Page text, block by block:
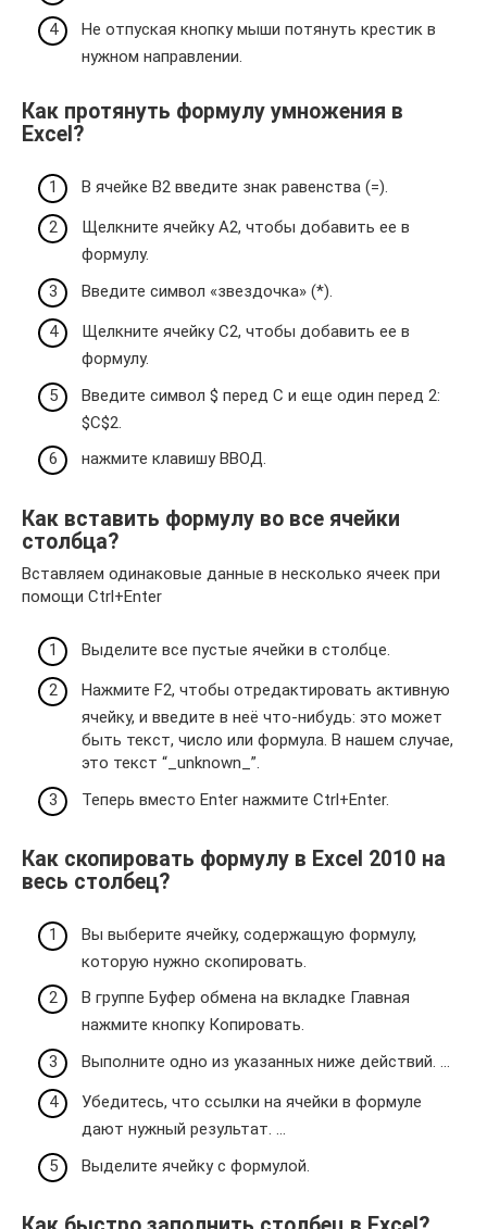
Не отпуская кнопку мыши потянуть крестик в
нужном направлении.
Как протянуть формулу умножения в
Excel?
В ячейке B2 введите знак равенства (=).
Щелкните ячейку A2, чтобы добавить ее в
формулу.
Введите символ «звездочка» (*).
Щелкните ячейку C2, чтобы добавить ее в
формулу.
Введите символ $ перед C и еще один перед 2:
$C$2.
нажмите клавишу ВВОД.
Как вставить формулу во все ячейки
столбца?
Вставляем одинаковые данные в несколько ячеек при
помощи Ctrl+Enter
Выделите все пустые ячейки в столбце.
Нажмите F2, чтобы отредактировать активную
ячейку, и введите в неё что-нибудь: это может
быть текст, число или формула. В нашем случае,
это текст “_unknown_”.
Теперь вместо Enter нажмите Ctrl+Enter.
Как скопировать формулу в Excel 2010 на
весь столбец?
Вы выберите ячейку, содержащую формулу,
которую нужно скопировать.
В группе Буфер обмена на вкладке Главная
нажмите кнопку Копировать.
Выполните одно из указанных ниже действий. …
Убедитесь, что ссылки на ячейки в формуле
дают нужный результат. …
Выделите ячейку с формулой.